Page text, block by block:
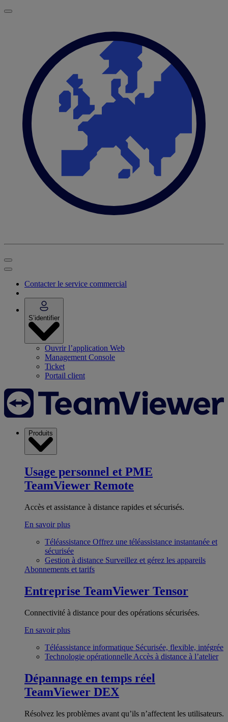
Contacter le service commercial
S’identifier
Ouvrir l’application Web
Management Console
Ticket
Portail client
Produits
Usage personnel et PME
TeamViewer Remote
Accès et assistance à distance rapides et sécurisés.
En savoir plus
Téléassistance Offrez une téléassistance instantanée et
sécurisée
Gestion à distance Surveillez et gérez les appareils
Abonnements et tarifs
Entreprise TeamViewer Tensor
Connectivité à distance pour des opérations sécurisées.
En savoir plus
Téléassistance informatique Sécurisée, flexible, intégrée
Technologie opérationnelle Accès à distance à l’atelier
Dépannage en temps réel
TeamViewer DEX
Résolvez les problèmes avant qu’ils n’affectent les utilisateurs.